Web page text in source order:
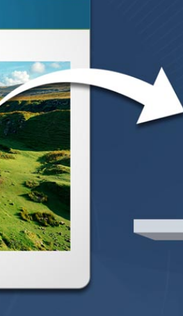
Svartvitt med Photoshop
Maria Lindberg lär dig sina fyra
21avsnitt